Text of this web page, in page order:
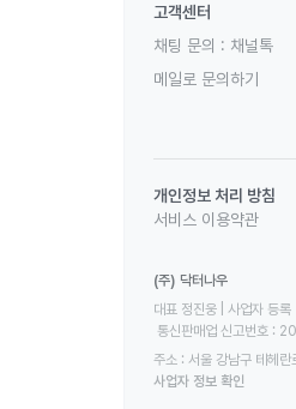
고객센터
채팅 문의 : 채널톡
메일로 문의하기
개인정보 처리 방침
서비스 이용약관
(주) 닥터나우
대표 정진웅 | 사업자
통신판매업 신고번호
주소 : 서울 강남구 테헤
사업자 정보 확인